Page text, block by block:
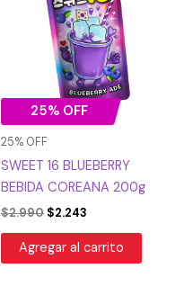
25% OFF
25% OFF
SWEET 16 BLUEBERRY
BEBIDA COREANA 200g
$2.990
$2.990.
$2.243
$2.243.
Agregar al carrito